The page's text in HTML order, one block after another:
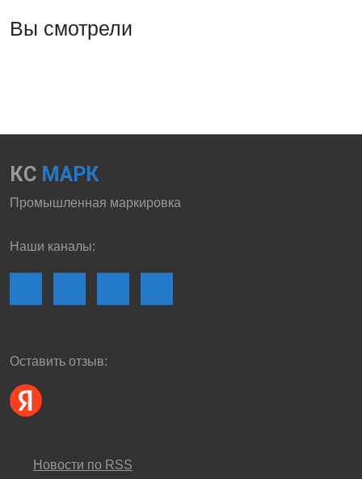
Вы смотрели
КС МАРК
Промышленная маркировка
Наши каналы:
Оставить отзыв:
Новости по RSS